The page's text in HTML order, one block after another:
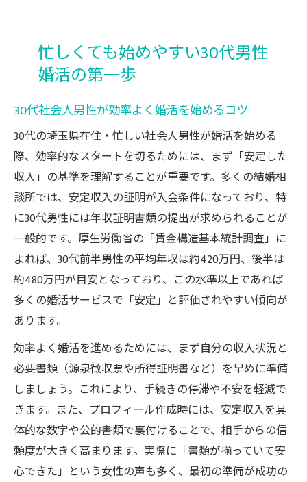
忙しくても始めやすい30代男性
婚活の第一歩
30代社会人男性が効率よく婚活を始めるコツ
30代の埼玉県在住・忙しい社会人男性が婚活を始める
際、効率的なスタートを切るためには、まず「安定した
収入」の基準を理解することが重要です。多くの結婚相
談所では、安定収入の証明が入会条件になっており、特
に30代男性には年収証明書類の提出が求められることが
一般的です。厚生労働省の「賃金構造基本統計調査」に
よれば、30代前半男性の平均年収は約420万円、後半は
約480万円が目安となっており、この水準以上であれば
多くの婚活サービスで「安定」と評価されやすい傾向が
あります。
効率よく婚活を進めるためには、まず自分の収入状況と
必要書類（源泉徴収票や所得証明書など）を早めに準備
しましょう。これにより、手続きの停滞や不安を軽減で
きます。また、プロフィール作成時には、安定収入を具
体的な数字や公的書類で裏付けることで、相手からの信
頼度が大きく高まります。実際に「書類が揃っていて安
心できた」という女性の声も多く、最初の準備が成功の